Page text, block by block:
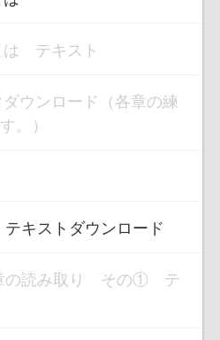
は テキスト
ウンロード（各章の練
。）
キストダウンロード
の読み取り その① テ